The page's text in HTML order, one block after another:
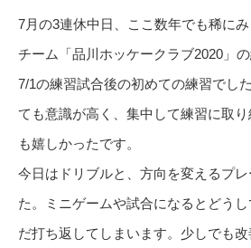
7月の3連休中日、ここ数年でも稀に
チーム「品川ホッケークラブ2020」の
7/1の練習試合後の初めての練習でし
ても意識が高く、集中して練習に取
も嬉しかったです。
今日はドリブルと、方向を変えるプ
た。ミニゲームや試合になるとどう
だ打ち返してしまいます。少しでも